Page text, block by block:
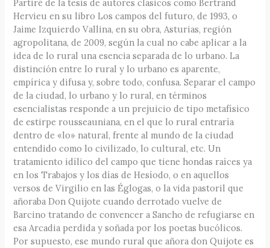
Partiré de la tesis de autores clásicos como Bertrand
Hervieu en su libro Los campos del futuro, de 1993, o
Jaime Izquierdo Vallina, en su obra, Asturias, región
agropolitana, de 2009, según la cual no cabe aplicar a la
idea de lo rural una esencia separada de lo urbano. La
distinción entre lo rural y lo urbano es aparente,
empírica y difusa y, sobre todo, confusa. Separar el campo
de la ciudad, lo urbano y lo rural, en términos
esencialistas responde a un prejuicio de tipo metafísico
de estirpe rousseauniana, en el que lo rural entraría
dentro de «lo» natural, frente al mundo de la ciudad
entendido como lo civilizado, lo cultural, etc. Un
tratamiento idílico del campo que tiene hondas raíces ya
en los Trabajos y los días de Hesíodo, o en aquellos
versos de Virgilio en las Églogas, o la vida pastoril que
añoraba Don Quijote cuando derrotado vuelve de
Barcino tratando de convencer a Sancho de refugiarse en
esa Arcadia perdida y soñada por los poetas bucólicos.
Por supuesto, ese mundo rural que añora don Quijote es